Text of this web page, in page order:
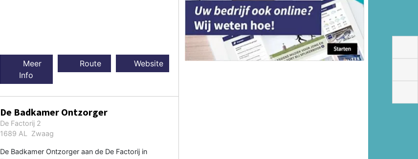
Meer
Info
Route Website
De Badkamer Ontzorger
De Factorij 2
1689 AL Zwaag
De Badkamer Ontzorger aan de De Factorij in